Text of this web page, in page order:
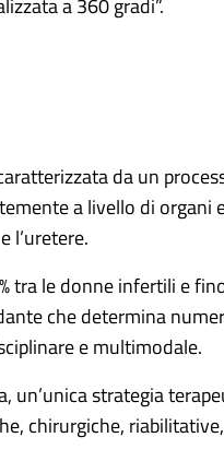
a 360 gradi”.
da un
a livello di organi
l’uretere.
tra le donne infertili e
che determina
e multimodale.
strategia
chirurgiche,